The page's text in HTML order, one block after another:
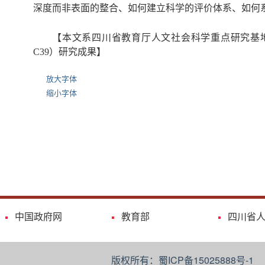
深度而非表面的整合、如何建立科学的评价体系、如
【本文系四川省教育厅人文社会科学重点研究
C39）研究成果】
放大字体
缩小字体
中国政府网 教育部 四川省
版权所有：蜀ICP备15025888号-